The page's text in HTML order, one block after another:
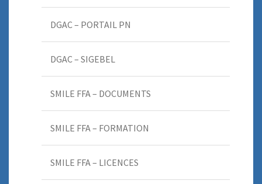
DGAC – PORTAIL PN
DGAC – SIGEBEL
SMILE FFA – DOCUMENTS
SMILE FFA – FORMATION
SMILE FFA – LICENCES